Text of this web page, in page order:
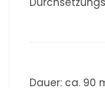
Dauer: ca. 90